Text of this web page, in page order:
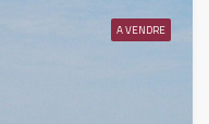
A VENDRE